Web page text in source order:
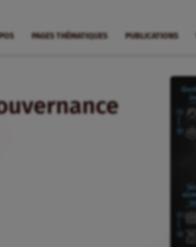
PAGES THÉMATIQUES PUBLICATIONS